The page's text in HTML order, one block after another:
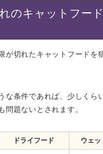
のキャットフー
が切れたキャットフードを
な条件であれば、少しくら
問題ないとされます。
ドライフード ウェッ